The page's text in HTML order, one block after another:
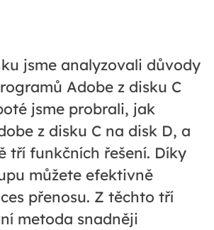
jsme analyzovali důvody
Adobe z disku C
jsme probrali, jak
z disku C na disk D, a
tří funkčních řešení. Díky
můžete efektivně
přenosu. Z těchto tří
metoda snadněji